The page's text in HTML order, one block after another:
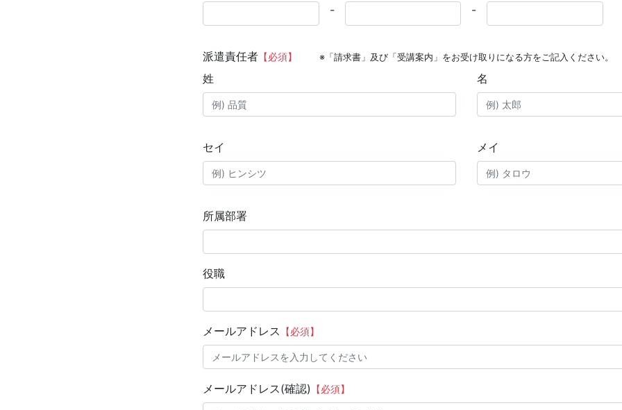
-
-
派遣責任者 【必須】 ※「請求書」及び「受講案内」をお受け取りになる方をご記入ください。
姓 名
セイ メイ
所属部署
役職
メールアドレス 【必須】
メールアドレス(確認) 【必須】